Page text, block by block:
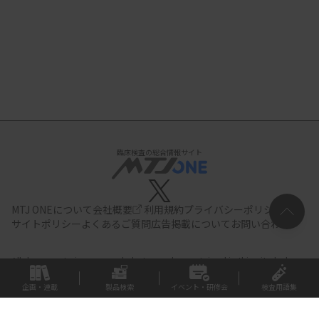
臨床検査の総合情報サイト
MTJ ONEについて会社概要 利用規約プライバシーポリシー
サイトポリシー よくあるご質問広告掲載について お問い合わせ
All documents,images and photographs contained in this site belong
to JIHO,Inc.
Use of these documents, images and photographs is
strictly prohibited.Copyright (C) JIHO,Inc.
企画・連載 製品検索 イベント・研修会 検査用語集